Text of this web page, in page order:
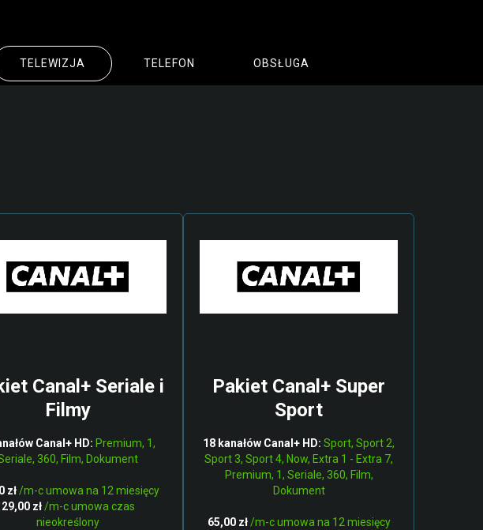
TELEWIZJA
Multiroom
Pakiety Dodatkowe
TELEFON OBSŁUGA
Regulamin Świadczenia Usług MAXNET
Telefony Strefy Międzynarodowe
Archiwalne
Reg.Przyspiesz Z Nami W 3
Reg.Przyspiesz Z Nami W 5G 2
Reg.Przyspiesz Z Nami -
Reg. Przyspiesz Z Nami W 5G 3
Canal+ Seriale i
Filmy
Canal+ HD: Premium, 1,
360, Film, Dokument
zł/m-c umowa na 12 miesięcy
29,00 zł/m-c umowa czas
nieokreślony
Pakiet Canal+ Super
Sport
18 kanałów Canal+ HD: Sport, Sport 2,
Sport 3, Sport 4, Now, Extra 1 - Extra 7,
Premium, 1, Seriale, 360, Film,
Dokument
65,00 zł/m-c umowa na 12 miesięcy